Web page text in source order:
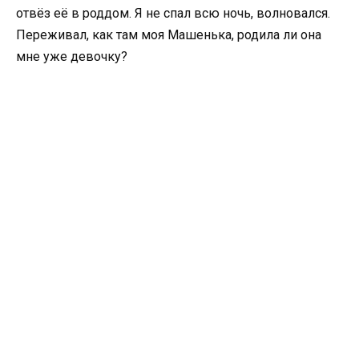
отвёз её в роддом. Я не спал всю ночь, волновался.
Переживал, как там моя Машенька, родила ли она
мне уже девочку?